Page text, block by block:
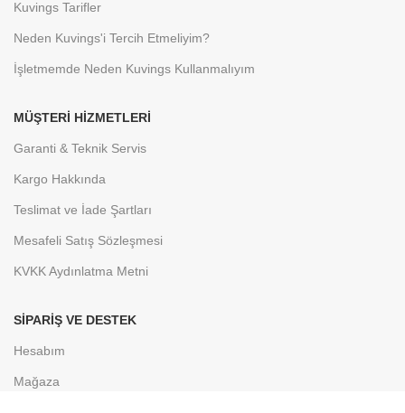
Kuvings Tarifler
Neden Kuvings'i Tercih Etmeliyim?
İşletmemde Neden Kuvings Kullanmalıyım
MÜŞTERI HIZMETLERI
Garanti & Teknik Servis
Kargo Hakkında
Teslimat ve İade Şartları
Mesafeli Satış Sözleşmesi
KVKK Aydınlatma Metni
SIPARIŞ VE DESTEK
Hesabım
Mağaza